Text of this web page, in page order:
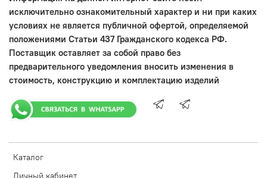
Каталог
Личный кабинет
исключительно ознакомительный характер и ни при каких
условиях не является публичной офертой, определяемой
положениями Статьи 437 Гражданского кодекса РФ.
Поставщик оставляет за собой право без
предварительного уведомления вносить изменения в
стоимость, конструкцию и комплектацию изделий